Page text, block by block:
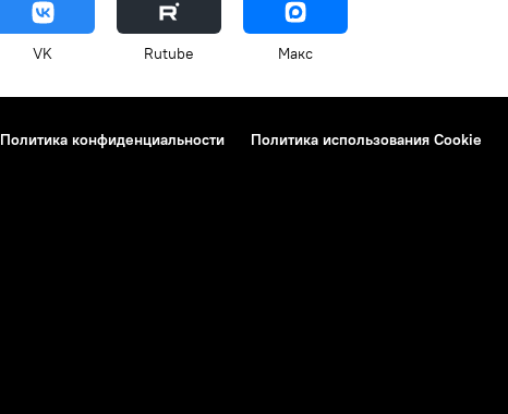
VK Rutube Макс
Политика конфиденциальности Политика использования Cookie